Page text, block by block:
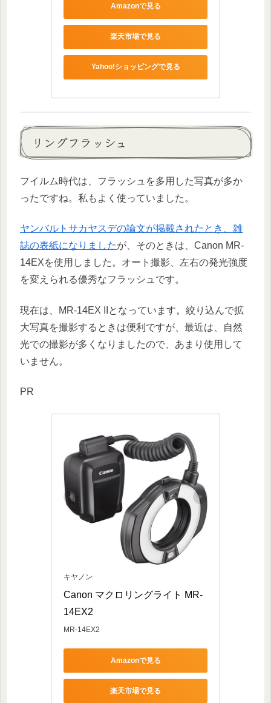
Amazonで見る
楽天市場で見る
Yahoo!ショッピングで見る
リングフラッシュ
フイルム時代は、フラッシュを多用した写真が多か
ったですね。私もよく使っていました。
ヤンバルトサカヤスデの論文が掲載されたとき、雑
誌の表紙になりましたが、そのときは、Canon MR-
14EXを使用しました。オート撮影、左右の発光強度
を変えられる優秀なフラッシュです。
現在は、MR-14EX IIとなっています。絞り込んで拡
大写真を撮影するときは便利ですが、最近は、自然
光での撮影が多くなりましたので、あまり使用して
いません。
PR
キヤノン
Canon マクロリングライト MR-
14EX2
MR-14EX2
Amazonで見る
楽天市場で見る